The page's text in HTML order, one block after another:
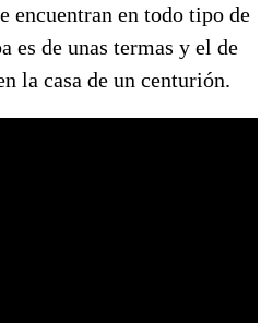
encuentran en todo tipo de
es de unas termas y el de
la casa de un centurión.